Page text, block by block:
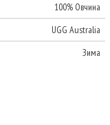
100% Овчина
UGG Australia
Зима